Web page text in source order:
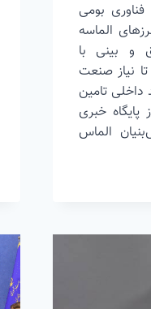
فناوری بومی
الماسه
و بینی با
نیاز صنعت
تامین
خبری
الماس